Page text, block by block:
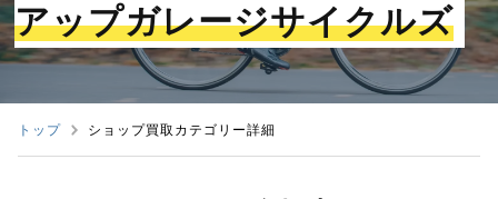
アップガレージサイクルズ
トップ ショップ買取カテゴリー詳細